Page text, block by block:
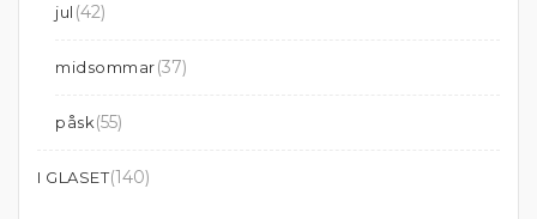
jul (42)
midsommar(37)
påsk(55)
I GLASET(140)